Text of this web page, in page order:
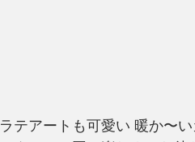
ラテアートも可愛い 暖か〜